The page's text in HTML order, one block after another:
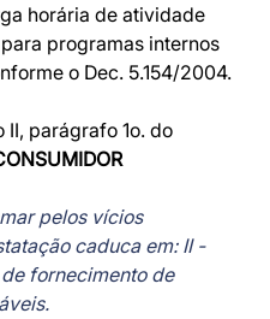
horária de atividade
programas internos
o Dec. 5.154/2004.
parágrafo 1o. do
pelos vícios
caduca em: II -
fornecimento de